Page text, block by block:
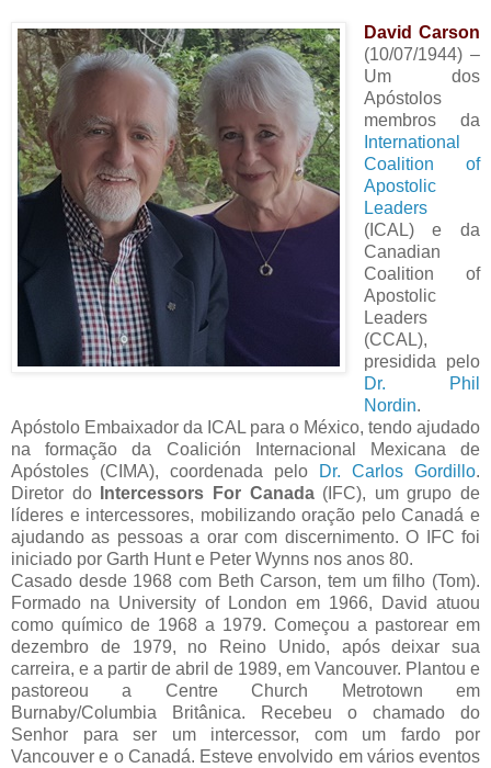
David Carson
(10/07/1944) –
Um dos
Apóstolos
membros da
International
Coalition of
Apostolic
Leaders
(ICAL) e da
Canadian
Coalition of
Apostolic
Leaders
(CCAL),
presidida pelo
Dr. Phil
Nordin.
Apóstolo Embaixador da ICAL para o México, tendo ajudado
na formação da Coalición Internacional Mexicana de
Apóstoles (CIMA), coordenada pelo
Dr. Carlos Gordillo.
Diretor do
Intercessors For Canada(IFC), um grupo de
líderes e intercessores, mobilizando oração pelo Canadá e
ajudando as pessoas a orar com discernimento. O IFC foi
iniciado por Garth Hunt e Peter Wynns nos anos 80.
Casado desde 1968 com Beth Carson, tem um filho (Tom).
Formado na University of London em 1966, David atuou
como químico de 1968 a 1979. Começou a pastorear em
dezembro de 1979, no Reino Unido, após deixar sua
carreira, e a partir de abril de 1989, em Vancouver. Plantou e
pastoreou a Centre Church Metrotown em
Burnaby/Columbia Britânica. Recebeu o chamado do
Senhor para ser um intercessor, com um fardo por
Vancouver e o Canadá. Esteve envolvido em vários eventos